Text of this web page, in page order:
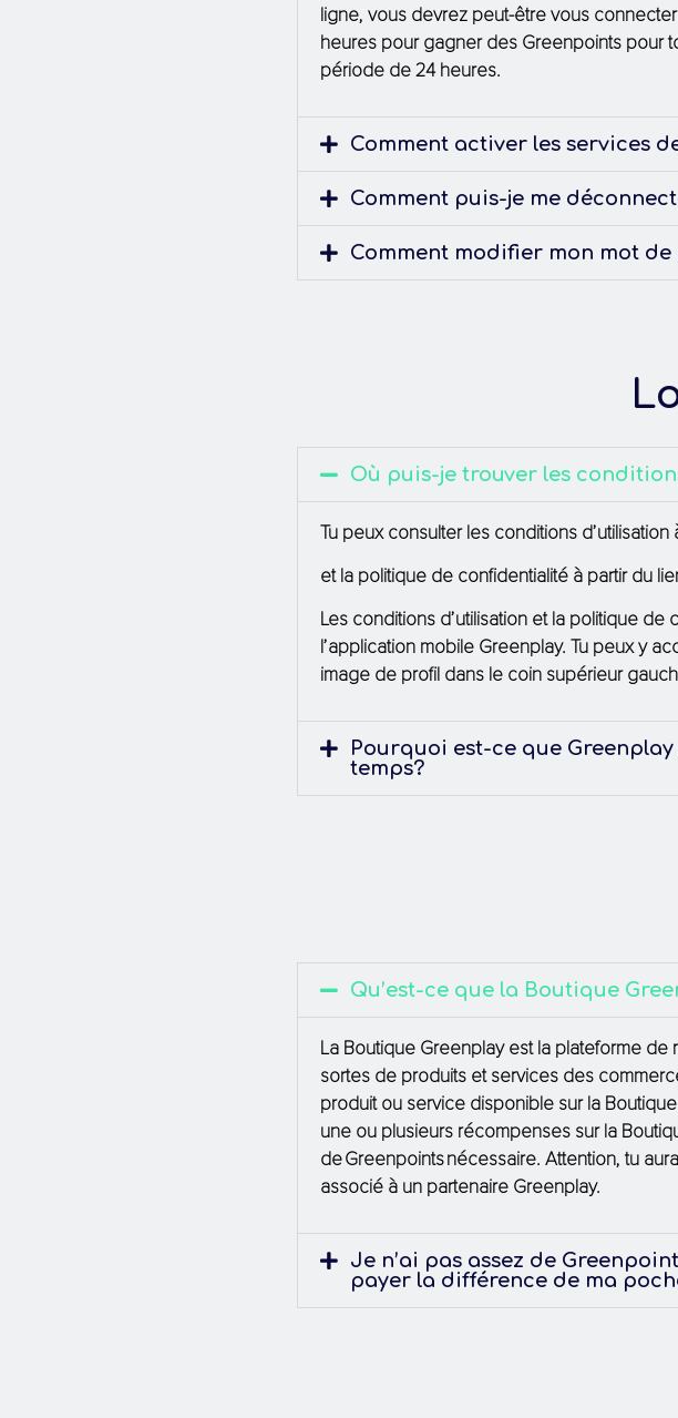
ligne,vous devrez peut-être vous
heures pourgagnerdes Greenpoints pour
période de 24heures.
Comment activer les services
Comment puis-je me
Comment modifier mon mot de
Où puis-je trouver les
Tu peux consulter les conditions d’utilisation
et la politique de confidentialité à partir du
Les conditions d’utilisation et la politique
l’application mobile Greenplay. Tu peux y
image de profil dans le coin supérieur
Pourquoi est-ce que
temps?
Qu’est-ce que la Boutique
La Boutique Greenplayest la plateforme de
sortes de produits et services des
produit ou service disponible sur la
une ou plusieurs récompenses sur la
deGreenpointsnécessaire.Attention, tu
associé à un partenaire Greenplay.
Je n’ai pas assez de
payer la différence de ma